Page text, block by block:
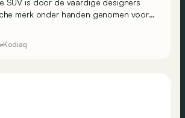
SUV is door de vaardige designers
merk onder handen genomen voor
niet echt in het oog, maar onder de
Kodiaq voor veel meer sportiviteit.
Kodiaq